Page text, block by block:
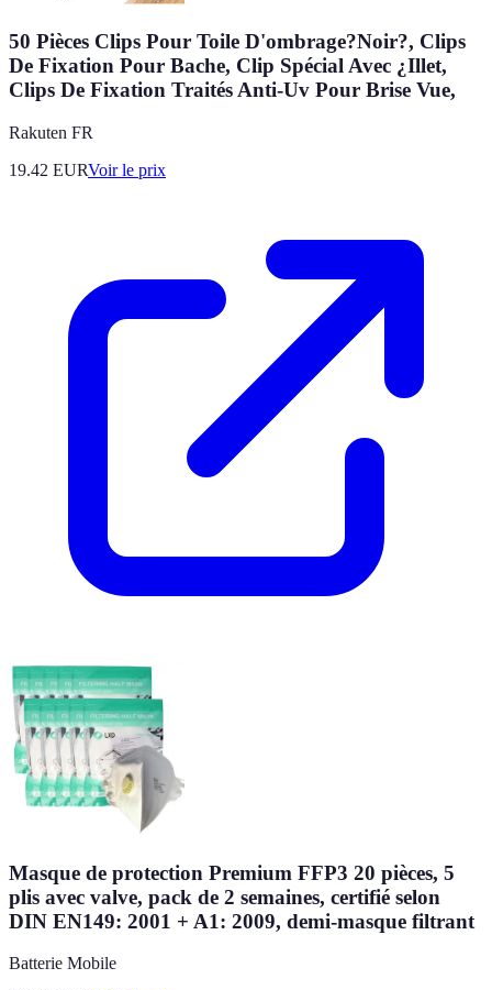
50 Pièces Clips Pour Toile D'ombrage?Noir?, Clips
De Fixation Pour Bache, Clip Spécial Avec ¿Illet,
Clips De Fixation Traités Anti-Uv Pour Brise Vue,
Rakuten FR
19.42 EURVoir le prix
Masque de protection Premium FFP3 20 pièces, 5
plis avec valve, pack de 2 semaines, certifié selon
DIN EN149: 2001 + A1: 2009, demi-masque filtrant
Batterie Mobile